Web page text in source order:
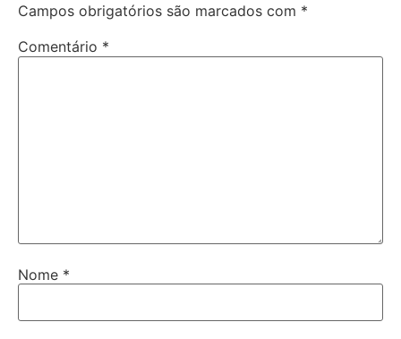
Campos obrigatórios são marcados com *
Comentário *
Nome *